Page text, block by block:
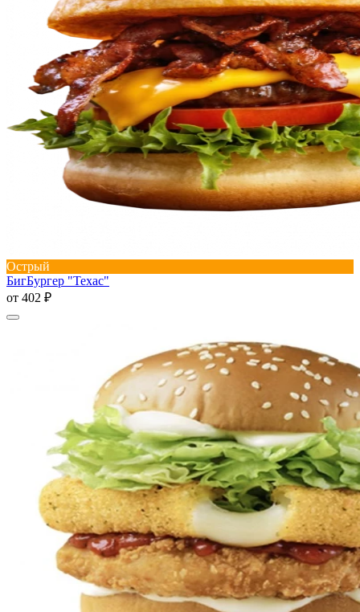
Острый
БигБургер "Техас"
от 402 ₽